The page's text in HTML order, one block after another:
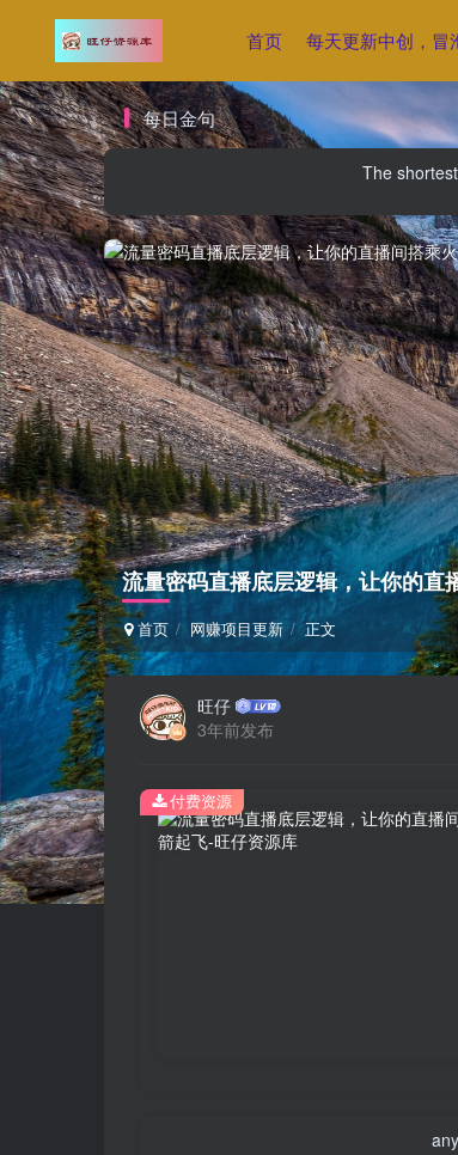
首页 每天更新中创，冒
每日金句
The
流量密码直播底层逻辑，让你的直
首页 网赚项目更新 正文
旺仔
3年前发布
付费资源